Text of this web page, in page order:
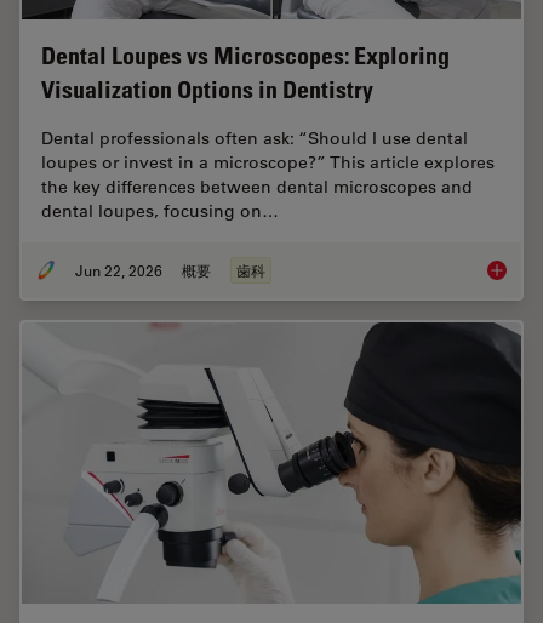
Dental Loupes vs Microscopes: Exploring
Visualization Options in Dentistry
Dental professionals often ask: “Should I use dental
loupes or invest in a microscope?” This article explores
the key differences between dental microscopes and
dental loupes, focusing on…
Jun 22, 2026 概要 歯科 Dental